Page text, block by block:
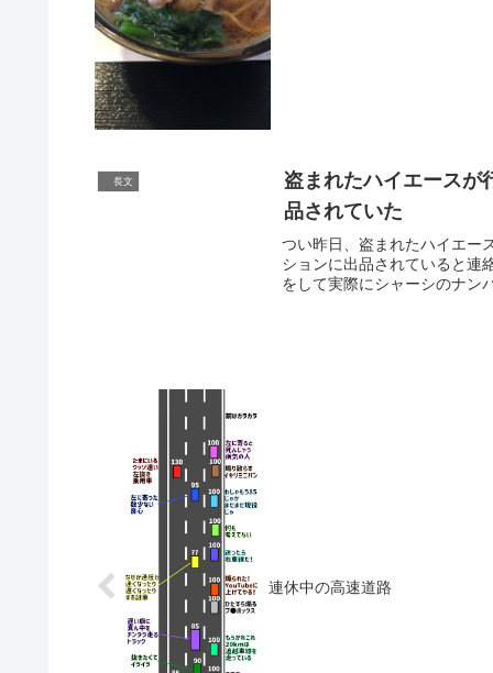
長文
盗まれたハイエースが
品されていた
つい昨日、盗まれたハイエー
ションに出品されていると連
をして実際にシャーシのナン
連休中の高速道路